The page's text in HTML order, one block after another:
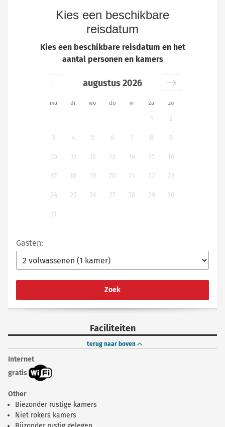
Kies een beschikbare
reisdatum
Kies een beschikbare reisdatum en het
aantal personen en kamers
ma di wo do vr za zo
augustus 2026
1 2
3 4 5 6 7 8 9
10 11 12 13 14 15 16
17 18 19 20 21 22 23
24 25 26 27 28 29 30
31
Gasten:
Zoek
Faciliteiten
terug naar boven
Internet
gratis
Other
Biezonder rustige kamers
Niet rokers kamers